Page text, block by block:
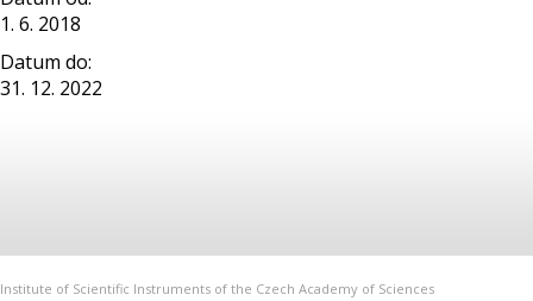
1. 6. 2018
Datum do:
31. 12. 2022
Institute of Scientific Instruments of the Czech Academy of Sciences